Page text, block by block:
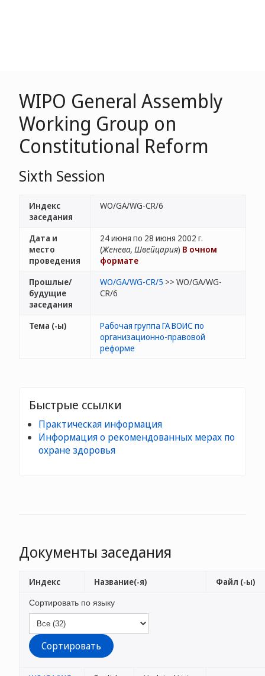
WIPO General Assembly
Working Group on
Constitutional Reform
Sixth Session
Индекс
заседания
WO/GA/WG-CR/6
Дата и
место
проведения
24 июня по 28 июня 2002 г.
(Женева, Швейцария) В очном
формате
Прошлые/
будущие
заседания
WO/GA/WG-CR/5 >> WO/GA/WG-
CR/6
Тема (-ы)
Рабочая группа ГА ВОИС по
организационно-правовой
реформе
Быстрые ссылки
Практическая информация
Информация о рекомендованных мерах по
охране здоровья
Документы заседания
Сортировать по языку
Индекс Название(-я) Файл (-ы)